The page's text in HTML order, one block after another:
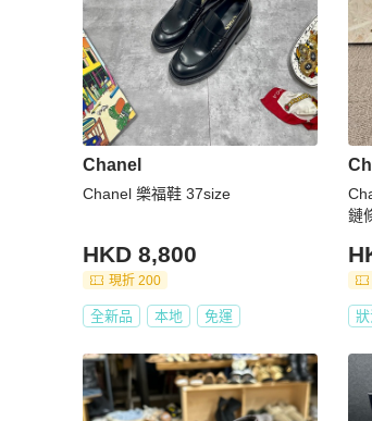
Chanel
Chanel 樂福鞋 37size
HKD 8,800
現折 200
全新品 本地 免運
鏈